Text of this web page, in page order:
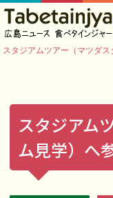
スタジアムツアー（マツダ
スタジアム
ム見学）へ